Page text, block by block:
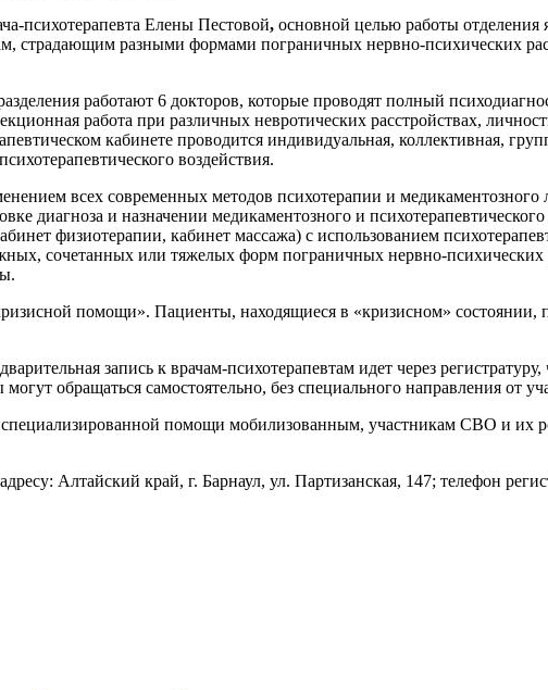
психотерапевта Елены Пестовой, основной целью работы отделения
страдающим разными формами пограничных нервно-психических
работают 6 докторов, которые проводят полный
работа при различных невротических расстройствах,
кабинете проводится индивидуальная, коллективная,
воздействия.
всех современных методов психотерапии и медикаментозного
диагноза и назначении медикаментозного и
физиотерапии, кабинет массажа) с использованием
сочетанных или тяжелых форм пограничных нервно-психических
помощи». Пациенты, находящиеся в «кризисном»
запись к врачам-психотерапевтам идет через
обращаться самостоятельно, без специального направления от
помощи мобилизованным, участникам СВО и их
Алтайский край, г. Барнаул, ул. Партизанская, 147; телефон